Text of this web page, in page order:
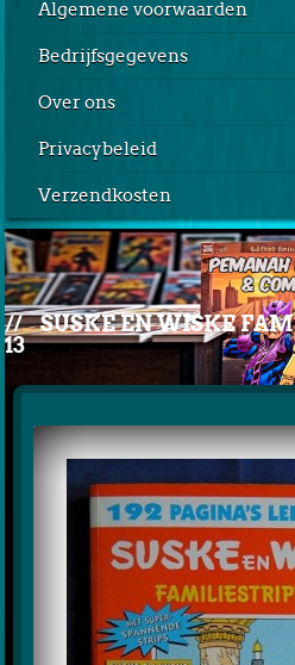
Algemene voorwaarden
Bedrijfsgegevens
Over ons
Privacybeleid
Verzendkosten
// SUSKE EN WISKE
13